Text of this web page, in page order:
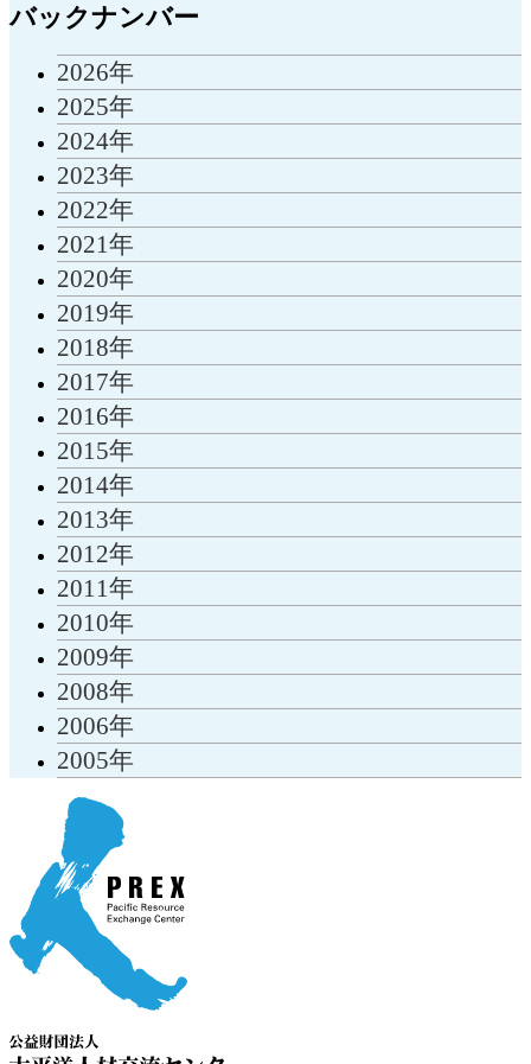
バックナンバー
2026年
2025年
2024年
2023年
2022年
2021年
2020年
2019年
2018年
2017年
2016年
2015年
2014年
2013年
2012年
2011年
2010年
2009年
2008年
2006年
2005年